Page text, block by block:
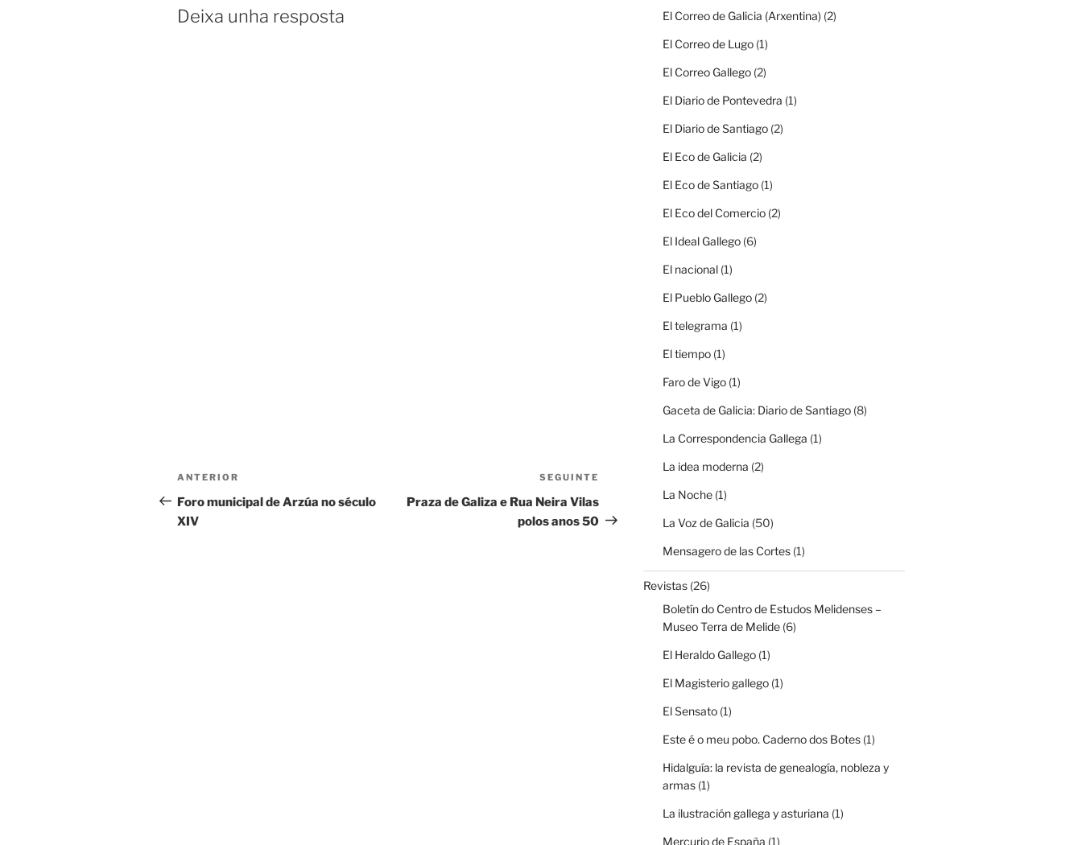
Deixa unha resposta
Navegación
de
entradas
Entrada
anterior
ANTERIOR
Foro municipal de Arzúa no século
XIV
entrada
SEGUINTE
Praza de Galiza e Rua Neira Vilas
polos anos 50
El Correo de Galicia (Arxentina) (2)
El Correo de Lugo(1)
El Correo Gallego(2)
El Diario de Pontevedra (1)
El Diario de Santiago(2)
El Eco de Galicia (2)
El Eco de Santiago(1)
El Eco del Comercio(2)
El Ideal Gallego(6)
El nacional(1)
El Pueblo Gallego(2)
El telegrama (1)
El tiempo(1)
Faro de Vigo(1)
Gaceta de Galicia: Diario de Santiago(8)
La Correspondencia Gallega (1)
La idea moderna (2)
La Noche(1)
La Voz de Galicia (50)
Mensagero de las Cortes(1)
Revistas(26)
Boletín do Centro de Estudos Melidenses –
Museo Terra de Melide(6)
El Heraldo Gallego(1)
El Magisterio gallego(1)
El Sensato(1)
Este é o meu pobo. Caderno dos Botes(1)
Hidalguía: la revista de genealogía, nobleza y
armas(1)
La ilustración gallega y asturiana (1)
Mercurio de España (1)